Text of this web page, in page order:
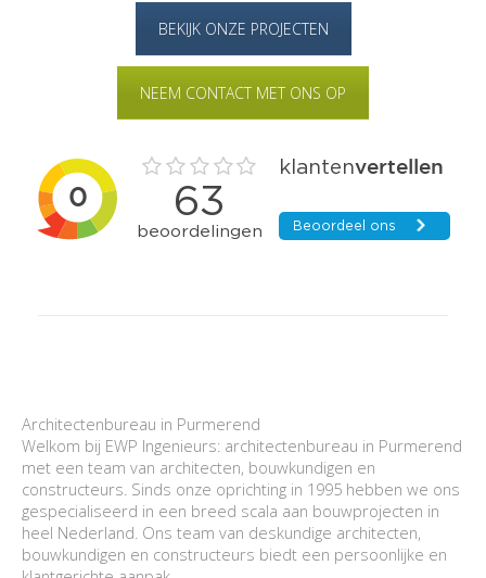
BEKIJK ONZE PROJECTEN
NEEM CONTACT MET ONS OP
Architectenbureau in Purmerend
Welkom bij EWP Ingenieurs: architectenbureau in Purmerend
met een team van architecten, bouwkundigen en
constructeurs. Sinds onze oprichting in 1995 hebben we ons
gespecialiseerd in een breed scala aan bouwprojecten in
heel Nederland. Ons team van deskundige architecten,
bouwkundigen en constructeurs biedt een persoonlijke en